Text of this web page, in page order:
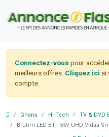
Connectez-vous pour
meilleurs offres. Cliquez ici si
compte.
Ghana Hi-Tech
TV & DVD
Bruhm LED BTF-55V UHD Vidaa